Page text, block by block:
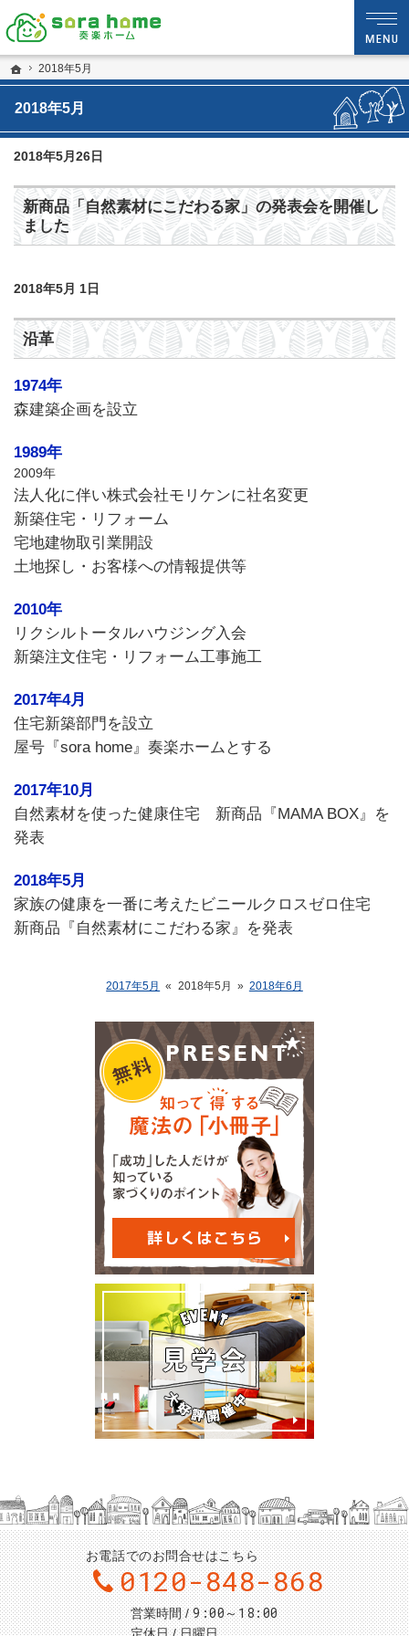
ホーム
2018年5月
2018年5月
静岡・沼津市の新築・注文住宅・新築戸建てなら夢を現実にする工務店のsora
sora home 奏楽ホーム‐静岡・沼津市の新築・注文住宅・新築戸建てなら工務店の
2018年5月26日
新商品「自然素材にこだわる家」の発表会を開催し
ました
2018年5月 1日
沿革
1974年
森建築企画を設立
1989年
2009年
法人化に伴い株式会社モリケンに社名変更
新築住宅・リフォーム
宅地建物取引業開設
土地探し・お客様への情報提供等
2010年
リクシルトータルハウジング入会
新築注文住宅・リフォーム工事施工
2017年4月
住宅新築部門を設立
屋号『sora home』奏楽ホームとする
2017年10月
自然素材を使った健康住宅 新商品『MAMA BOX』を
発表
2018年5月
家族の健康を一番に考えたビニールクロスゼロ住宅
新商品『自然素材にこだわる家』を発表
2017年5月 « 2018年5月 » 2018年6月
お電話でのお問合せはこちら
0120-848-868
営業時間 9:00～18:00